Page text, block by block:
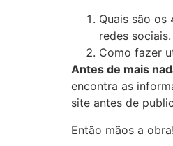
Quais são
redes sociais.
Como fazer
Antes de mais
encontra as
site antes de
Então mãos a